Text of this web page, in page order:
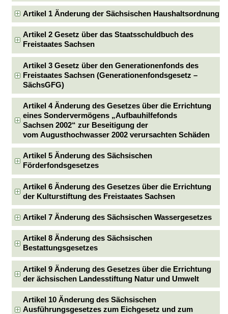
Artikel 1 Änderung der Sächsischen Haushaltsordnung
Artikel 2 Gesetz über das Staatsschuldbuch des
Freistaates Sachsen
Artikel 3 Gesetz über den Generationenfonds des
Freistaates Sachsen (Generationenfondsgesetz –
SächsGFG)
Artikel 4 Änderung des Gesetzes über die Errichtung
eines Sondervermögens „Aufbauhilfefonds
Sachsen 2002“ zur Beseitigung der
vom Augusthochwasser 2002 verursachten Schäden
Artikel 5 Änderung des Sächsischen
Förderfondsgesetzes
Artikel 6 Änderung des Gesetzes über die Errichtung
der Kulturstiftung des Freistaates Sachsen
Artikel 7 Änderung des Sächsischen Wassergesetzes
Artikel 8 Änderung des Sächsischen
Bestattungsgesetzes
Artikel 9 Änderung des Gesetzes über die Errichtung
der ächsischen Landesstiftung Natur und Umwelt
Artikel 10 Änderung des Sächsischen
Ausführungsgesetzes zum Eichgesetz und zum